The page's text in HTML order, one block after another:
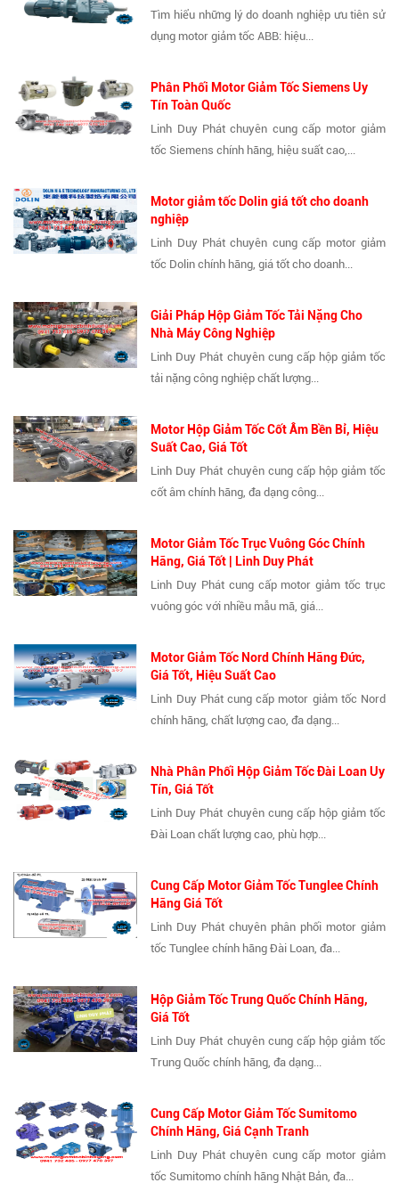
Tìm hiểu những lý do doanh nghiệp ưu tiên sử
dụng motor giảm tốc ABB: hiệu...
Phân Phối Motor Giảm Tốc Siemens Uy
Tín Toàn Quốc
Linh Duy Phát chuyên cung cấp motor giảm
tốc Siemens chính hãng, hiệu suất cao,...
Motor giảm tốc Dolin giá tốt cho doanh
nghiệp
Linh Duy Phát chuyên cung cấp motor giảm
tốc Dolin chính hãng, giá tốt cho doanh...
Giải Pháp Hộp Giảm Tốc Tải Nặng Cho
Nhà Máy Công Nghiệp
Linh Duy Phát chuyên cung cấp hộp giảm tốc
tải nặng công nghiệp chất lượng...
Motor Hộp Giảm Tốc Cốt Âm Bền Bỉ, Hiệu
Suất Cao, Giá Tốt
Linh Duy Phát chuyên cung cấp hộp giảm tốc
cốt âm chính hãng, đa dạng công...
Motor Giảm Tốc Trục Vuông Góc Chính
Hãng, Giá Tốt | Linh Duy Phát
Linh Duy Phát cung cấp motor giảm tốc trục
vuông góc với nhiều mẫu mã, giá...
Motor Giảm Tốc Nord Chính Hãng Đức,
Giá Tốt, Hiệu Suất Cao
Linh Duy Phát cung cấp motor giảm tốc Nord
chính hãng, chất lượng cao, đa dạng...
Nhà Phân Phối Hộp Giảm Tốc Đài Loan Uy
Tín, Giá Tốt
Linh Duy Phát chuyên cung cấp hộp giảm tốc
Đài Loan chất lượng cao, phù hợp...
Cung Cấp Motor Giảm Tốc Tunglee Chính
Hãng Giá Tốt
Linh Duy Phát chuyên phân phối motor giảm
tốc Tunglee chính hãng Đài Loan, đa...
Hộp Giảm Tốc Trung Quốc Chính Hãng,
Giá Tốt
Linh Duy Phát chuyên cung cấp hộp giảm tốc
Trung Quốc chính hãng, đa dạng...
Cung Cấp Motor Giảm Tốc Sumitomo
Chính Hãng, Giá Cạnh Tranh
Linh Duy Phát chuyên cung cấp motor giảm
tốc Sumitomo chính hãng Nhật Bản, đa...